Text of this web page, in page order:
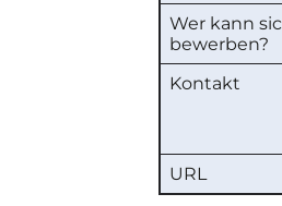
Wer kann
bewerben?
Kontakt
URL